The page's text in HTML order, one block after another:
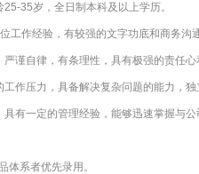
35岁，全日制本科及以上学历。
工作经验，有较强的文字功底和商务沟
谨自律，有条理性，具有极强的责任心
作压力，具备解决复杂问题的能力，
有一定的管理经验，能够迅速掌握与
体系者优先录用。